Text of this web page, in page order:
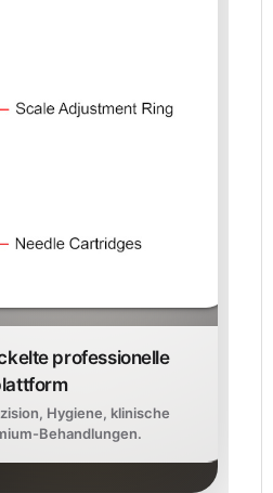
professionelle
Hygiene, klinische
Behandlungen.